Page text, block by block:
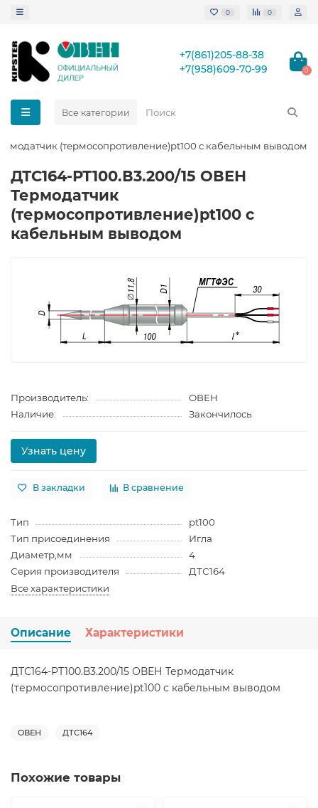
0 0
+7(861)205-88-38
+7(958)609-70-99
0
Все категории
(термосопротивление)pt100 с кабельным выводом
ДТС164-РТ100.В3.200/15 ОВЕН
Термодатчик
(термосопротивление)pt100 с
кабельным выводом
Производитель:
ОВЕН
Наличие:
Закончилось
Узнать цену
В закладки В сравнение
Тип
pt100
Тип присоединения
Игла
Диаметр,мм
4
Серия производителя
ДТС164
Все характеристики
Описание Характеристики
ДТС164-РТ100.В3.200/15 ОВЕН Термодатчик
(термосопротивление)pt100 с кабельным выводом
ОВЕН ДТС164
Похожие товары